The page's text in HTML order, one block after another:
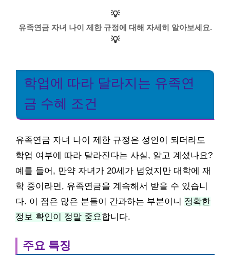
💡
유족연금 자녀 나이 제한 규정에 대해 자세히 알아보세요.
💡
학업에 따라 달라지는 유족연
금 수혜 조건
유족연금 자녀 나이 제한 규정은 성인이 되더라도
학업 여부에 따라 달라진다는 사실, 알고 계셨나요?
예를 들어, 만약 자녀가 20세가 넘었지만 대학에 재
학 중이라면, 유족연금을 계속해서 받을 수 있습니
다. 이 점은 많은 분들이 간과하는 부분이니 정확한
정보 확인이 정말 중요합니다.
주요 특징